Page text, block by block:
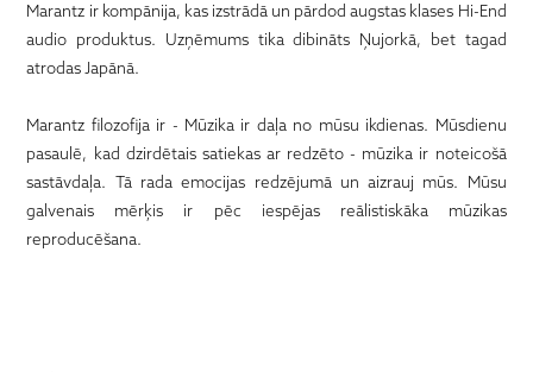
Marantz ir kompānija, kas izstrādā un pārdod augstas klases Hi-End
audio produktus. Uzņēmums tika dibināts Ņujorkā, bet tagad
atrodas Japānā.
Marantz filozofija ir - Mūzika ir daļa no mūsu ikdienas. Mūsdienu
pasaulē, kad dzirdētais satiekas ar redzēto - mūzika ir noteicošā
sastāvdaļa. Tā rada emocijas redzējumā un aizrauj mūs. Mūsu
galvenais mērķis ir pēc iespējas reālistiskāka mūzikas
reproducēšana.